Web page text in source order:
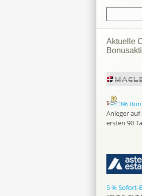
Aktuelle
3%
Anleger
ersten 90
5 % Sofort-